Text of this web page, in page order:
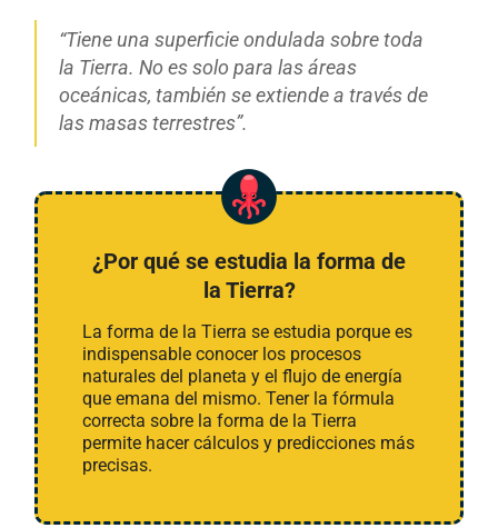
“Tiene una superficie ondulada sobre toda
la Tierra. No es solo para las áreas
oceánicas, también se extiende a través de
las masas terrestres”.
¿Por qué se estudia la forma de
la Tierra?
La forma de la Tierra se estudia porque es
indispensable conocer los procesos
naturales del planeta y el flujo de energía
que emana del mismo. Tener la fórmula
correcta sobre la forma de la Tierra
permite hacer cálculos y predicciones más
precisas.